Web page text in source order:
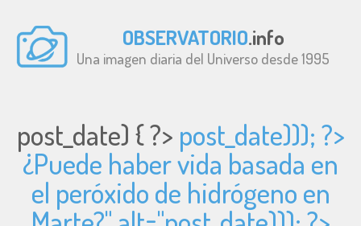
OBSERVATORIO.info
Una imagen diaria del Universo desde 1995
post_date) { ?> post_date))); ?>
¿Puede haber vida basada en
el peróxido de hidrógeno en